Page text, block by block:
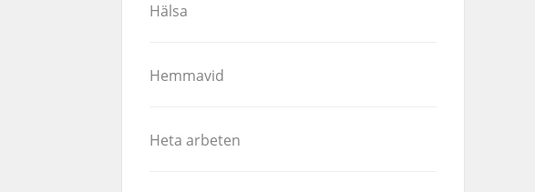
Hälsa
Hemmavid
Heta arbeten